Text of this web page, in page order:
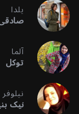
یلدا
آلما
توکل
نیلوفر
نیک